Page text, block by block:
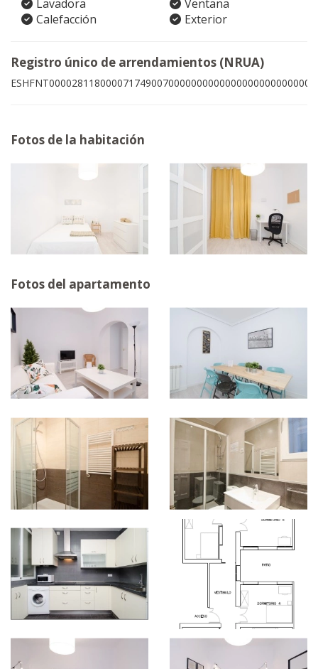
Lavadora
Ventana
Calefacción
Exterior
Registro único de arrendamientos (NRUA)
ESHFNT00002811800007174900700000000000000000000000009
Fotos de la habitación
Fotos del apartamento